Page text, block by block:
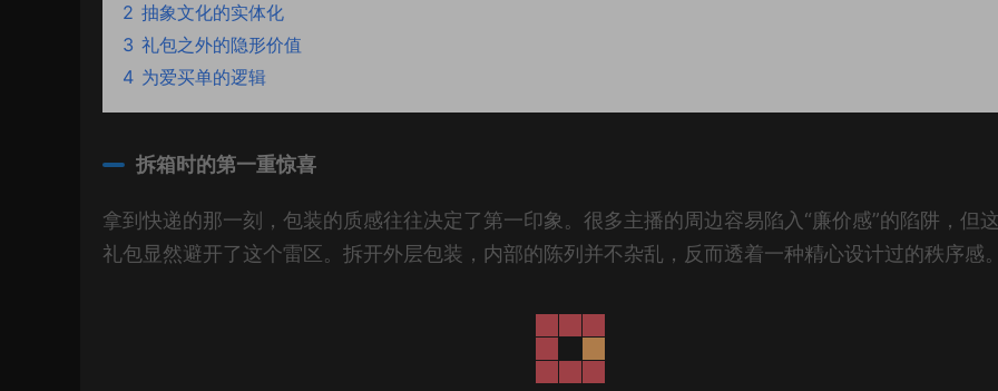
2 抽象文化的实体化
3 礼包之外的隐形价值
4 为爱买单的逻辑
拆箱时的第一重惊喜
拿到快递的那一刻，包装的质感往往决定了第一印象。很多主播的周边容易陷入“廉价感”的陷阱，但
礼包显然避开了这个雷区。拆开外层包装，内部的陈列并不杂乱，反而透着一种精心设计过的秩序感。